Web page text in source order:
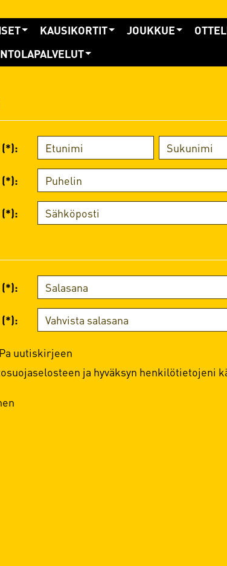
KAUSIKORTIT JOUKKUE
(*):
(*):
(*):
(*):
(*):
uutiskirjeen
ja hyväksyn henkilötietojeni